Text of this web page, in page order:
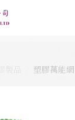
塑膠萬能網